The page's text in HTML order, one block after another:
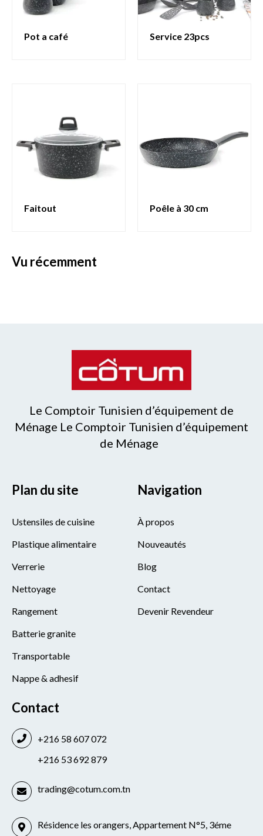
pot a café service 23pcs
faitout poêle à 30 cm
vu récemment
Le Comptoir Tunisien d’équipement de
Ménage Le Comptoir Tunisien d’équipement
de Ménage
Plan du site
Ustensiles de cuisine
Plastique alimentaire
Verrerie
Nettoyage
Rangement
Batterie granite
Transportable
Nappe & adhesif
Navigation
À propos
Nouveautés
Blog
Contact
Devenir Revendeur
Contact
+216 58 607 072
+216 53 692 879
trading@cotum.com.tn
Résidence les orangers, Appartement N°5, 3éme